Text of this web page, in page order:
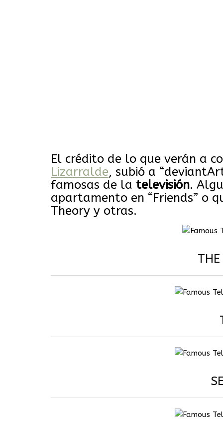
El crédito de lo que verán a
Lizarralde, subió a
famosas de la televisión.
apartamento en “Friends” o
Theory y otras.